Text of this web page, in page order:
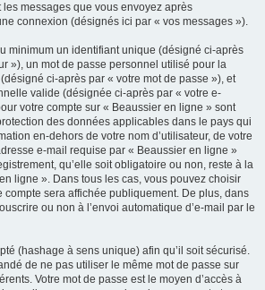
messages que vous envoyez après
connexion (désignés ici par « vos messages »).
minimum un identifiant unique (désigné ci-après
»), un mot de passe personnel utilisé pour la
ci-après par « votre mot de passe »), et
valide (désignée ci-après par « votre e-
votre compte sur « Beaussier en ligne » sont
des données applicables dans le pays qui
en-dehors de votre nom d’utilisateur, de votre
e-mail requise par « Beaussier en ligne »
qu’elle soit obligatoire ou non, reste à la
ligne ». Dans tous les cas, vous pouvez choisir
compte sera affichée publiquement. De plus, dans
ou non à l’envoi automatique d’e-mail par le
(hashage à sens unique) afin qu’il soit sécurisé.
de ne pas utiliser le même mot de passe sur
Votre mot de passe est le moyen d’accès à